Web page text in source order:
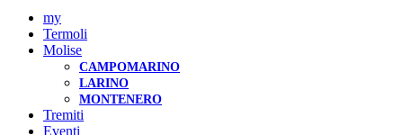
my
Termoli
Molise
CAMPOMARINO
LARINO
MONTENERO
Tremiti
Eventi